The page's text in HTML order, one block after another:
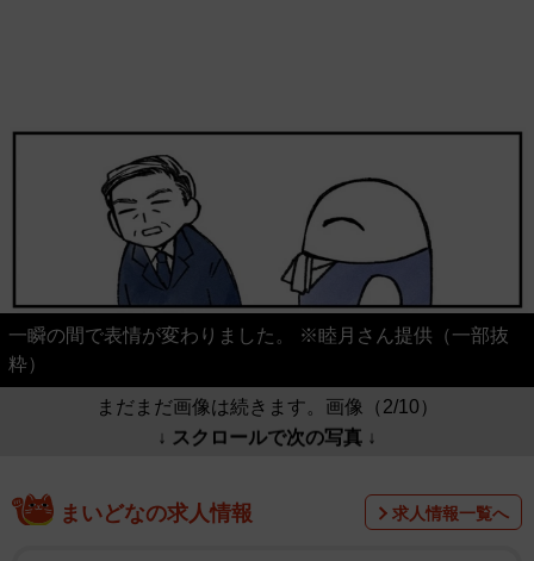
一瞬の間で表情が変わりました。 ※睦月さん提供（一部抜
粋）
まだまだ画像は続きます。画像（2/10）
↓ スクロールで次の写真 ↓
まいどなの求人情報 求人情報一覧へ